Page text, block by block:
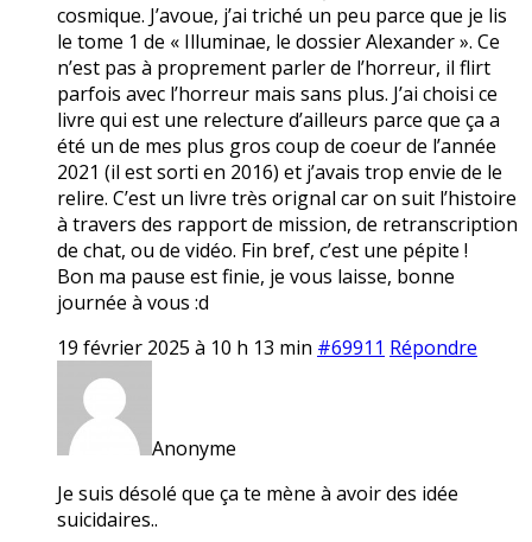
cosmique. J’avoue, j’ai triché un peu parce que je lis
le tome 1 de « Illuminae, le dossier Alexander ». Ce
n’est pas à proprement parler de l’horreur, il flirt
parfois avec l’horreur mais sans plus. J’ai choisi ce
livre qui est une relecture d’ailleurs parce que ça a
été un de mes plus gros coup de coeur de l’année
2021 (il est sorti en 2016) et j’avais trop envie de le
relire. C’est un livre très orignal car on suit l’histoire
à travers des rapport de mission, de retranscription
de chat, ou de vidéo. Fin bref, c’est une pépite !
Bon ma pause est finie, je vous laisse, bonne
journée à vous :d
19 février 2025 à 10 h 13 min #69911 Répondre
Anonyme
Je suis désolé que ça te mène à avoir des idée
suicidaires..